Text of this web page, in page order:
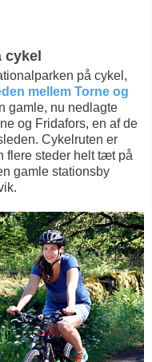
cykel
på cykel,
mellem Torne og
gamle, nu nedlagte
og Fridafors, en af de
Cykelruten er
flere steder helt tæt på
gamle stationsby